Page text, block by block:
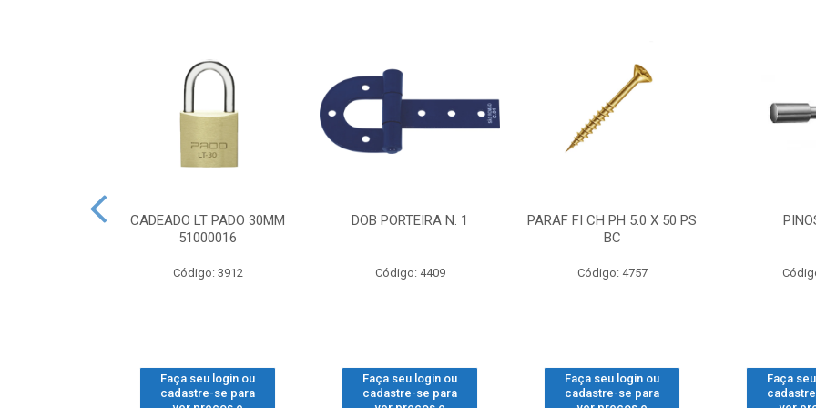
CADEADO LT PADO 30MM
51000016
Código: 3912
Faça seu login ou
cadastre-se para
DOB PORTEIRA N. 1
Código: 4409
Faça seu login ou
cadastre-se para
PARAF FI CH PH 5.0 X 50 PS
BC
Código: 4757
Faça seu login ou
cadastre-se para
Faça